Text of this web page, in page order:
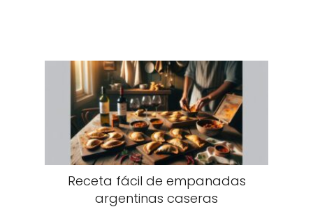
Receta fácil de empanadas
argentinas caseras